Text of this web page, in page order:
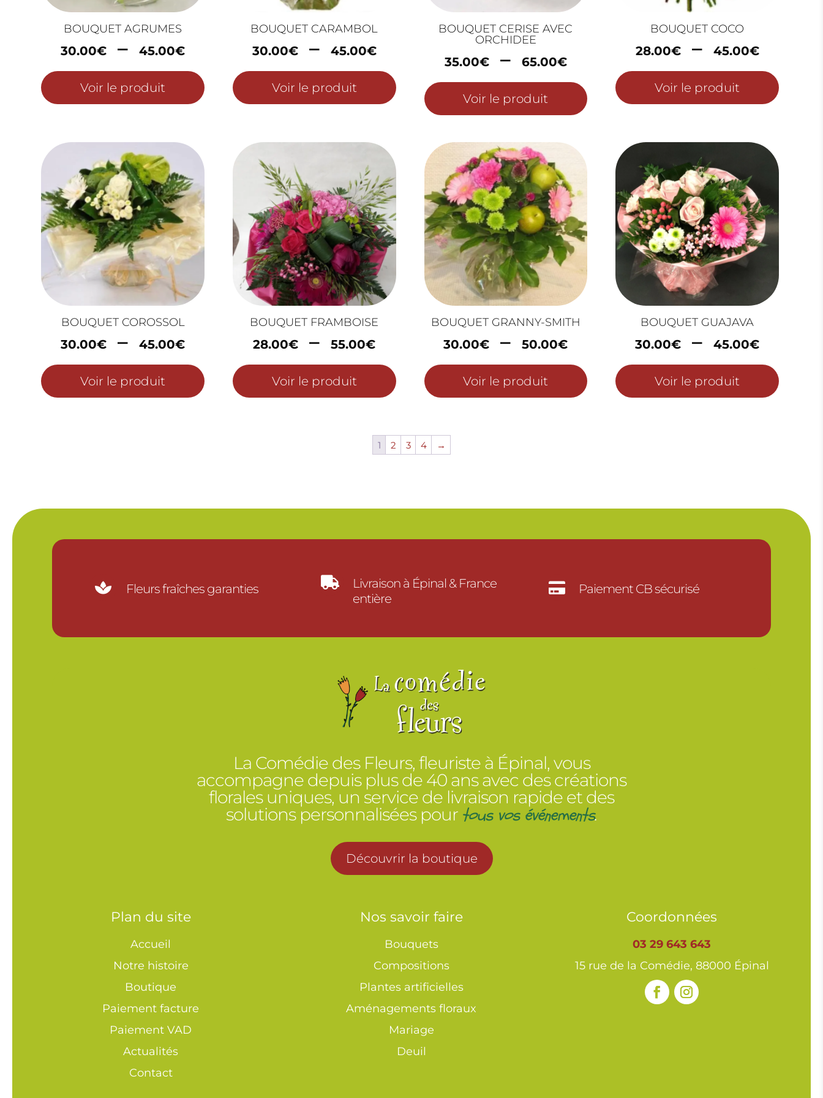
BOUQUET AGRUMES
30.00€ – 45.00€Plage
de
prix :
30.00€
à
Voir le produit
BOUQUET CARAMBOL
30.00€ – 45.00€Plage
de
prix :
30.00€
à
Voir le produit
BOUQUET CERISE AVEC
ORCHIDEE
35.00€ – 65.00€Plage
de
prix :
35.00€
à
65.00€
Voir le produit
BOUQUET COCO
28.00€ – 45.00€Plage
de
prix :
à
Voir le produit
BOUQUET COROSSOL
30.00€ – 45.00€Plage
prix :
30.00€
à
Voir le produit
BOUQUET FRAMBOISE
28.00€ – 55.00€Plage
prix :
28.00€
à
Voir le produit
BOUQUET GRANNY-SMITH
30.00€ – 50.00€Plage
prix :
30.00€
à
Voir le produit
BOUQUET GUAJAVA
30.00€ – 45.00€Plage
prix :
à
Voir le produit
1 2 3 4 →
 Fleurs fraîches garanties 
Livraison à Épinal & France
entière
 Paiement CB sécurisé
La Comédie des Fleurs, fleuriste à Épinal, vous
accompagne depuis plus de 40 ans avec des créations
florales uniques, un service de livraison rapide et des
solutions personnalisées pour tous vos événements.
Découvrir la boutique
Plan du site
Accueil
Notre histoire
Boutique
Paiement facture
Paiement VAD
Actualités
Contact
Nos savoir faire
Bouquets
Compositions
Plantes artificielles
Aménagements floraux
Mariage
Deuil
Coordonnées
03 29 643 643
15 rue de la Comédie, 88000 Épinal